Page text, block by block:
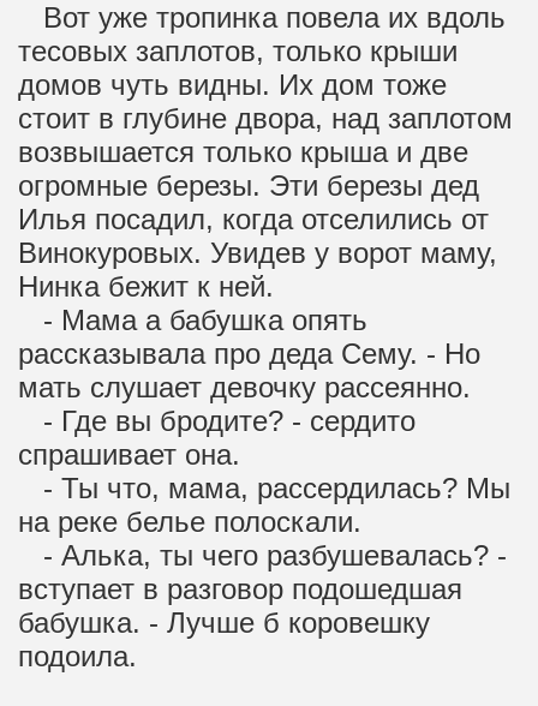
Вот уже тропинка повела их вдоль
тесовых заплотов, только крыши
домов чуть видны. Их дом тоже
стоит в глубине двора, над заплотом
возвышается только крыша и две
огромные березы. Эти березы дед
Илья посадил, когда отселились от
Винокуровых. Увидев у ворот маму,
Нинка бежит к ней.
- Мама а бабушка опять
рассказывала про деда Сему. - Но
мать слушает девочку рассеянно.
- Где вы бродите? - сердито
спрашивает она.
- Ты что, мама, рассердилась? Мы
на реке белье полоскали.
- Алька, ты чего разбушевалась? -
вступает в разговор подошедшая
бабушка. - Лучше б коровешку
подоила.